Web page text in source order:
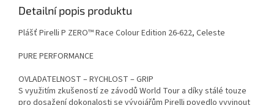
Detailní popis produktu
Plášť Pirelli P ZERO™ Race Colour Edition 26-622, Celeste
PURE PERFORMANCE
OVLADATELNOST – RYCHLOST – GRIP
S využitím zkušeností ze závodů World Tour a díky stálé touze